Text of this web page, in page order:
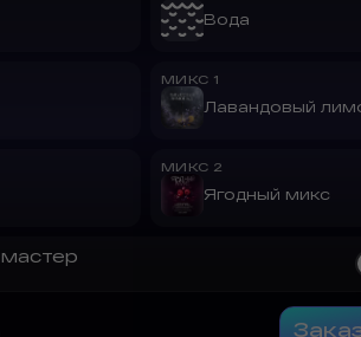
Вода
МИКС 1
Лавандовый
МИКС 2
Ягодный микс